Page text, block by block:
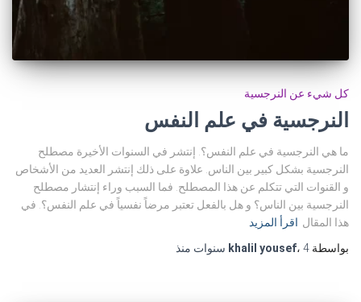
كل شيء عن النرجسية
النرجسية في علم النفس
ما هي النرجسية في علم النفس؟. إنتشر في السنوات الأخيرة مصطلح
النرجسية بشكل كبير بين الناس. علاوة على ذلك إنتشر العديد من الأشخاص
و القنوات التي تتكلم عن هذا المصطلح. فما السبب وراء إنتشار مصطلح
النرجسية بين الناس؟ و هل بالفعل تعتبر مرضاً نفسياً في علم النفس؟. في
هذا المقال اقرأ المزيد
بواسطة
khalil yousef، 4 سنوات منذ